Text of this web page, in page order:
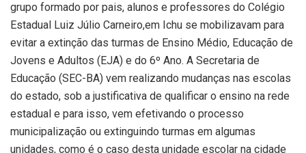
grupo formado por pais, alunos e professores do Colégio
Estadual Luiz Júlio Carneiro,em Ichu se mobilizavam para
evitar a extinção das turmas de Ensino Médio, Educação de
Jovens e Adultos (EJA) e do 6º Ano. A Secretaria de
Educação (SEC-BA) vem realizando mudanças nas escolas
do estado, sob a justificativa de qualificar o ensino na rede
estadual e para isso, vem efetivando o processo
municipalização ou extinguindo turmas em algumas
unidades, como é o caso desta unidade escolar na cidade